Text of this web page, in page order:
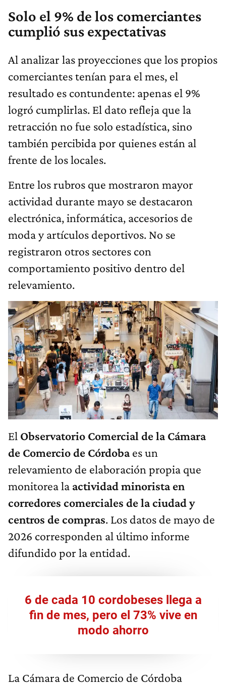
Solo el 9% de los comerciantes
cumplió sus expectativas
Al analizar las proyecciones que los propios
comerciantes tenían para el mes, el
resultado es contundente: apenas el 9%
logró cumplirlas. El dato refleja que la
retracción no fue solo estadística, sino
también percibida por quienes están al
frente de los locales.
Entre los rubros que mostraron mayor
actividad durante mayo se destacaron
electrónica, informática, accesorios de
moda y artículos deportivos. No se
registraron otros sectores con
comportamiento positivo dentro del
relevamiento.
El Observatorio Comercial de la Cámara
de Comercio de Córdobaes un
relevamiento de elaboración propia que
monitorea la actividad minorista en
corredores comerciales de la ciudad y
centros de compras. Los datos de mayo de
2026 corresponden al último informe
difundido por la entidad.
6 de cada 10 cordobeses llega a
fin de mes, pero el 73% vive en
modo ahorro
La Cámara de Comercio de Córdoba